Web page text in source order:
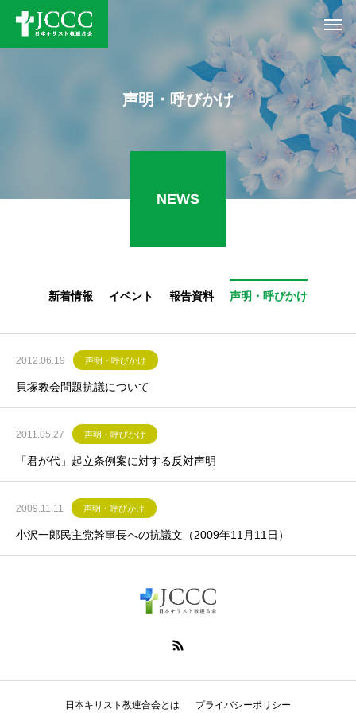
声明・呼びかけ
NEWS
新着情報 イベント 報告資料 声明・呼びかけ
2012.06.19 声明・呼びかけ
貝塚教会問題抗議について
2011.05.27 声明・呼びかけ
「君が代」起立条例案に対する反対声明
2009.11.11 声明・呼びかけ
小沢一郎民主党幹事長への抗議文（2009年11月11日）
日本キリスト教連合会とは プライバシーポリシー